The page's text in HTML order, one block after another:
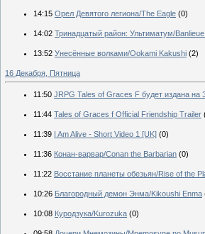
14:15 Орел Девятого легиона/The Eagle (0)
14:02 Тринадцатый район: Ультиматум/
13:52 Унесённые волками/Ookami Kakushi (2)
16 Декабря, Пятница
11:50 JRPG Tales of Graces F будет издана на
11:44 Tales of Graces f Official Friendship Trailer
11:39 I Am Alive - Short Video 1 [UK] (0)
11:36 Конан-варвар/Conan the Barbarian (0)
11:22 Восстание планеты обезьян/Rise of the
10:26 Благородный демон Энма/Kikoushi Enma
10:08 Куродзука/Kurozuka (0)